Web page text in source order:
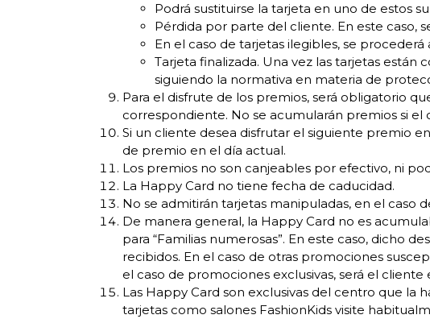
Podrá sustituirse la tarjeta en uno de estos
Pérdida por parte del cliente. En este caso,
En el caso de tarjetas ilegibles, se
Tarjeta finalizada. Una vez las tarjetas están
siguiendo la normativa en materia de
Para el disfrute de los premios, será obligatorio
correspondiente. No se acumularán premios si
Si un cliente desea disfrutar el siguiente premio
de premio en el día actual.
Los premios no son canjeables por efectivo, ni
La Happy Card no tiene fecha de caducidad.
No se admitirán tarjetas manipuladas, en el caso
De manera general, la Happy Card no es
para “Familias numerosas”. En este caso, dicho
recibidos. En el caso de otras promociones
el caso de promociones exclusivas, será el
Las Happy Card son exclusivas del centro que la
tarjetas como salones FashionKids visite